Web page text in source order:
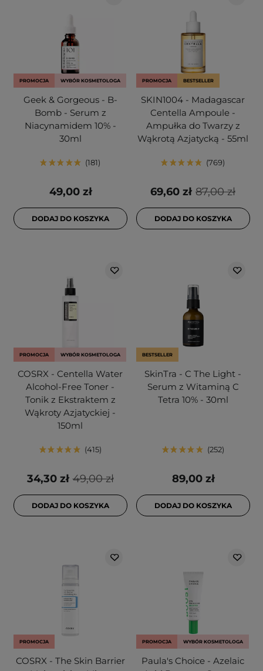
PROMOCJA WYBÓR KOSMETOLOGA
Geek & Gorgeous - B-
Bomb - Serum z
Niacynamidem 10% -
30ml
181
49,00 zł
DODAJ DO KOSZYKA
PROMOCJA BESTSELLER
SKIN1004 - Madagascar
Centella Ampoule -
Ampułka do Twarzy z
Wąkrotą Azjatycką - 55ml
769
87,00 zł
69,60 zł
DODAJ DO KOSZYKA
PROMOCJA WYBÓR KOSMETOLOGA
COSRX - Centella Water
Alcohol-Free Toner -
Tonik z Ekstraktem z
Wąkroty Azjatyckiej -
150ml
415
49,00 zł
34,30 zł
DODAJ DO KOSZYKA
BESTSELLER
SkinTra - C The Light -
Serum z Witaminą C
Tetra 10% - 30ml
252
89,00 zł
DODAJ DO KOSZYKA
PROMOCJA
COSRX - The Skin Barrier
PROMOCJA WYBÓR KOSMETOLOGA
Paula's Choice - Azelaic